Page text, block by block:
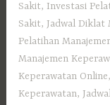
Sakit, Investasi
Sakit, Jadwal Diklat
Pelatihan
Manajemen
Keperawatan Online,
Keperawatan,